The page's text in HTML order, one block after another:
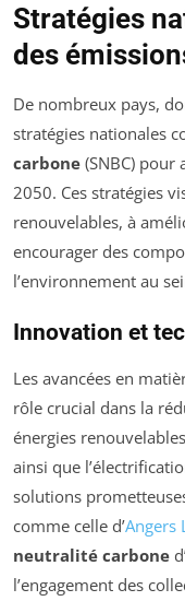
Stratégies
des
De nombreux pays,
stratégies nationales
carbone (SNBC) pour
2050. Ces stratégies
renouvelables, à
encourager des
l’environnement au
Innovation et
Les avancées en
rôle crucial dans la
énergies
ainsi que
solutions
comme celle d’Angers
neutralité carbone
l’engagement des